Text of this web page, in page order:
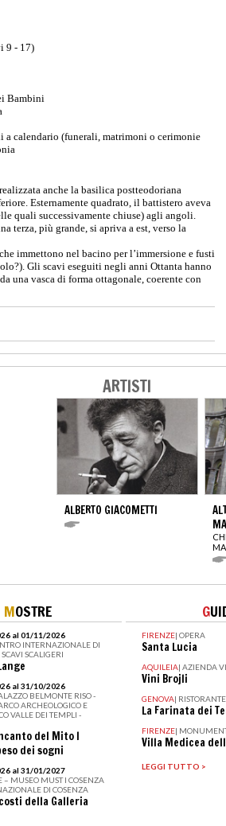
9 - 17)
Bambini
calendario (funerali, matrimoni o cerimonie
anche la basilica postteodoriana
Esternamente quadrato, il battistero aveva
quali successivamente chiuse) agli angoli.
terza, più grande, si apriva a est, verso la
immettono nel bacino per l’immersione e fusti
Gli scavi eseguiti negli anni Ottanta hanno
una vasca di forma ottagonale, coerente con
ARTISTI
ALBERTO GIACOMETTI
MOSTRE
al 01/11/2026
INTERNAZIONALE DI
SCALIGERI
al 31/10/2026
BELMONTE RISO -
ARCHEOLOGICO E
VALLE DEI TEMPLI -
del Mito I
dei sogni
al 31/01/2027
– MUSEO MUST I COSENZA
DI COSENZA
della Galleria
G
FIRENZE| OPERA
Santa Lucia
AQUILEIA| AZIENDA
Vini Brojli
GENOVA| RISTORANTE
La Farinata dei
FIRENZE|
Villa Medicea
LEGGI TUTTO >